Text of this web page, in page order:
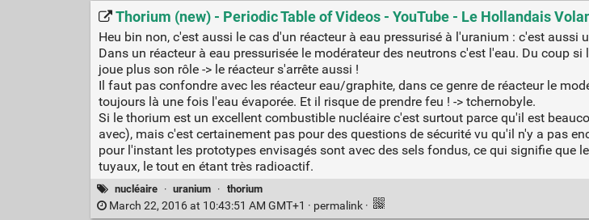
Thorium (new) - Periodic Table of Videos - YouTube - Le Hollandais
Heu bin non, c'est aussi le cas d'un réacteur à eau pressurisé à l'uranium : c'est aussi
Dans un réacteur à eau pressurisée le modérateur des neutrons c'est l'eau. Du coup
joue plus son rôle -> le réacteur s'arrête aussi !
Il faut pas confondre avec les réacteur eau/graphite, dans ce genre de réacteur le
toujours là une fois l'eau évaporée. Et il risque de prendre feu ! -> tchernobyle.
Si le thorium est un excellent combustible nucléaire c'est surtout parce qu'il est
avec), mais c'est certainement pas pour des questions de sécurité vu qu'il n'y a pas
pour l'instant les prototypes envisagés sont avec des sels fondus, ce qui signifie que
tuyaux, le tout en étant très radioactif.
nucléaire · uranium · thorium
March 22, 2016 at 10:43:51 AM GMT+1 · permalink ·